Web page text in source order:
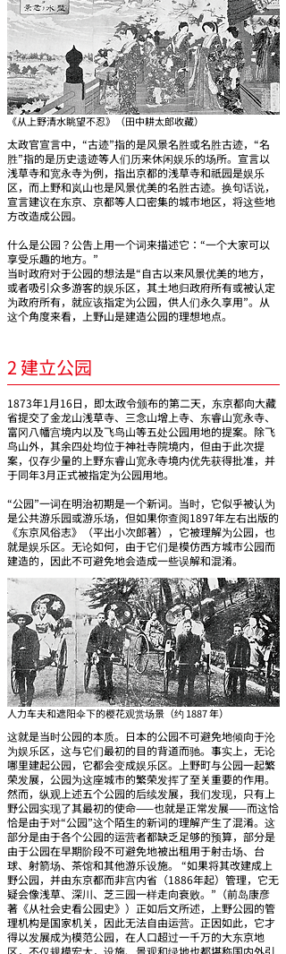
《从上野清水眺望不忍》（田中耕太郎收藏）
太政官宣言中，“古迹”指的是风景名胜或名胜古迹，“名
胜”指的是历史遗迹等人们历来休闲娱乐的场所。宣言以
浅草寺和宽永寺为例，指出京都的浅草寺和祇园是娱乐
区，而上野和岚山也是风景优美的名胜古迹。换句话说，
宣言建议在东京、京都等人口密集的城市地区，将这些地
方改造成公园。
什么是公园？公告上用一个词来描述它：“一个大家可以
享受乐趣的地方。”
当时政府对于公园的想法是“自古以来风景优美的地方，
或者吸引众多游客的娱乐区，其土地归政府所有或被认定
为政府所有，就应该指定为公园，供人们永久享用”。从
这个角度来看，上野山是建造公园的理想地点。
2 建立公园
1873年1月16日，即太政令颁布的第二天，东京都向大藏
省提交了金龙山浅草寺、三念山增上寺、东睿山宽永寺、
富冈八幡宫境内以及飞鸟山等五处公园用地的提案。除飞
鸟山外，其余四处均位于神社寺院境内，但由于此次提
案，仅存少量的上野东睿山宽永寺境内优先获得批准，并
于同年3月正式被指定为公园用地。
“公园”一词在明治初期是一个新词。当时，它似乎被认为
是公共游乐园或游乐场，但如果你查阅1897年左右出版的
《东京风俗志》（平出小次郎著），它被理解为公园，也
就是娱乐区。无论如何，由于它们是模仿西方城市公园而
建造的，因此不可避免地会造成一些误解和混淆。
人力车夫和遮阳伞下的樱花观赏场景（约 1887 年）
这就是当时公园的本质。日本的公园不可避免地倾向于沦
为娱乐区，这与它们最初的目的背道而驰。事实上，无论
哪里建起公园，它都会变成娱乐区。上野町与公园一起繁
荣发展，公园为这座城市的繁荣发挥了至关重要的作用。
然而，纵观上述五个公园的后续发展，我们发现，只有上
野公园实现了其最初的使命——也就是正常发展——而这恰
恰是由于对“公园”这个陌生的新词的理解产生了混淆。这
部分是由于各个公园的运营者都缺乏足够的预算，部分是
由于公园在早期阶段不可避免地被出租用于射击场、台
球、射箭场、茶馆和其他游乐设施。 “如果将其改建成上
野公园，并由东京都而非宫内省（1886年起）管理，它无
疑会像浅草、深川、芝三园一样走向衰败。”（前岛康彦
著《从社会史看公园史》）正如后文所述，上野公园的管
理机构是国家机关，因此无法自由运营。正因如此，它才
得以发展成为模范公园，在人口超过一千万的大东京地
区，不仅规模宏大，设施、景观和绿地也都堪称国内外引